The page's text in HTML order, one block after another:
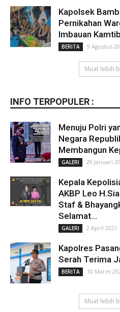
Kapolsek
Pernikahan
Imbauan
BERITA 9 Agustus
Muat lebih
INFO TERPOPULER :
Menuju Polri
Negara
Membangun
GALERI 29 Januari
Kepala
AKBP Leo
Staf &
Selamat...
GALERI 2 April 2021
Kapolres
Serah Terima
BERITA 10 Maret
Muat lebih